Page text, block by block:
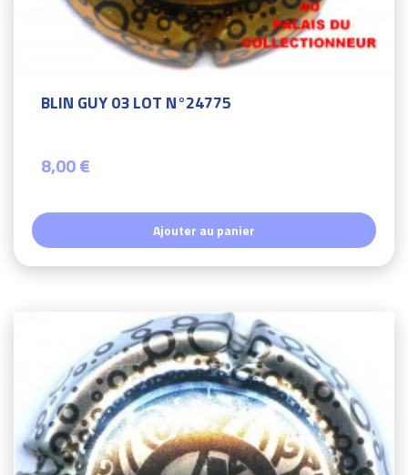
BLIN GUY 03 LOT N°24775
8,00 €
Ajouter au panier